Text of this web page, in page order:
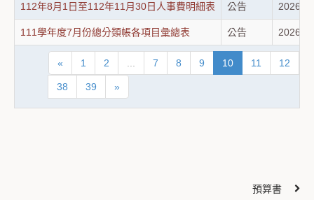
112年8月1日至112年11月30日人事費明細表 公告 2026-
111學年度7月份總分類帳各項目彙總表 公告 2026-
« 1 2 7 8 9 10 11 12
38 39 »
預算書